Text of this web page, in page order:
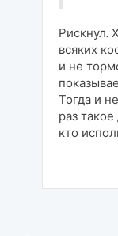
Рискнул.
всяких
и не
Тогда и
раз
кто